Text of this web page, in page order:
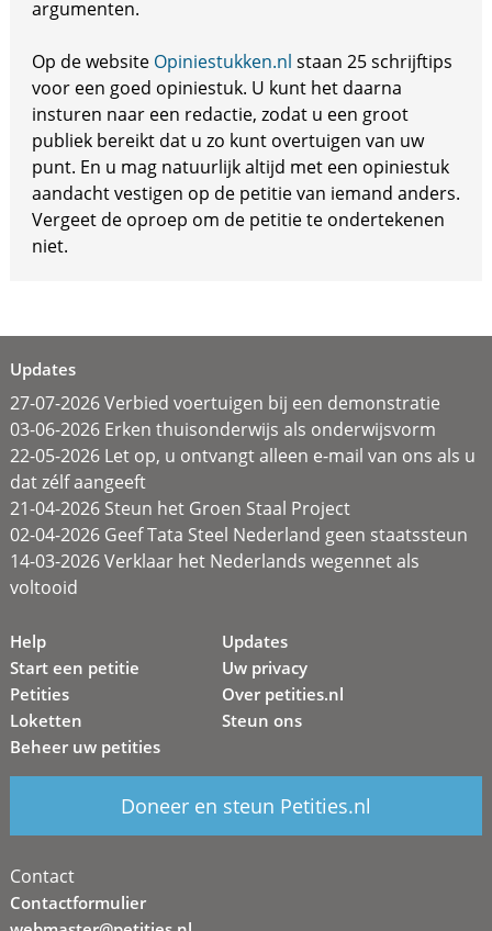
argumenten.
Op de website Opiniestukken.nl staan 25 schrijftips
voor een goed opiniestuk. U kunt het daarna
insturen naar een redactie, zodat u een groot
publiek bereikt dat u zo kunt overtuigen van uw
punt. En u mag natuurlijk altijd met een opiniestuk
aandacht vestigen op de petitie van iemand anders.
Vergeet de oproep om de petitie te ondertekenen
niet.
Updates
27-07-2026 Verbied voertuigen bij een demonstratie
03-06-2026 Erken thuisonderwijs als onderwijsvorm
22-05-2026 Let op, u ontvangt alleen e-mail van ons als u
dat zélf aangeeft
21-04-2026 Steun het Groen Staal Project
02-04-2026 Geef Tata Steel Nederland geen staatssteun
14-03-2026 Verklaar het Nederlands wegennet als
voltooid
Help
Start een petitie
Petities
Loketten
Beheer uw petities
Updates
Uw privacy
Over petities.nl
Steun ons
Doneer en steun Petities.nl
Contact
Contactformulier